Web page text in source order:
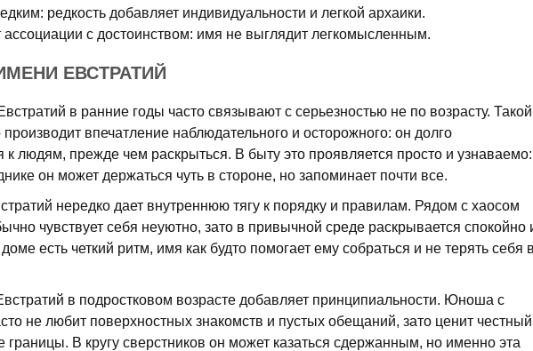
редкость добавляет индивидуальности и легкой архаики.
с достоинством: имя не выглядит легкомысленным.
ЕВСТРАТИЙ
в ранние годы часто связывают с серьезностью не по возрасту. Такой
впечатление наблюдательного и осторожного: он долго
к людям, прежде чем раскрыться. В быту это проявляется просто и узнаваемо:
он может держаться чуть в стороне, но запоминает почти все.
нередко дает внутреннюю тягу к порядку и правилам. Рядом с хаосом
чувствует себя неуютно, зато в привычной среде раскрывается спокойно
есть четкий ритм, имя как будто помогает ему собраться и не терять себя
в подростковом возрасте добавляет принципиальности. Юноша с
не любит поверхностных знакомств и пустых обещаний, зато ценит честный
границы. В кругу сверстников он может казаться сдержанным, но именно эта